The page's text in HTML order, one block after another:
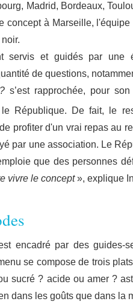
Madrid, Bordeaux,
concept à Marseille,
servis et guidés par une
de questions,
s’est rapprochée, pour
le République. De fait, le
profiter d'un vrai repas au
par une association. Le
que des personnes
vivre le concept», explique
encadré par des guides-
se compose de trois
sucré ? acide ou amer ?
dans les goûts que dans la